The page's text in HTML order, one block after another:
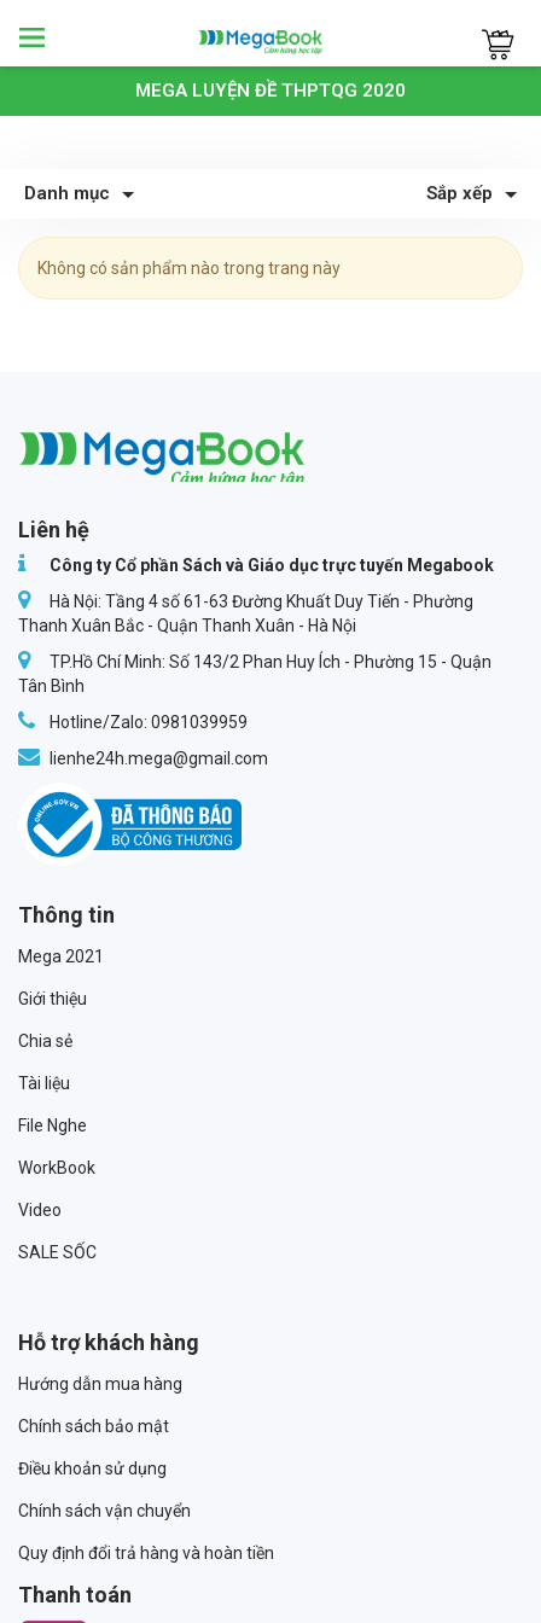
Megabook
MEGA LUYỆN ĐỀ THPTQG 2020
Danh mục Sắp xếp
Không có sản phẩm nào trong trang này
Liên hệ
Công ty Cổ phần Sách và Giáo dục trực tuyến Megabook
Hà Nội: Tầng 4 số 61-63 Đường Khuất Duy Tiến - Phường
Thanh Xuân Bắc - Quận Thanh Xuân - Hà Nội
TP.Hồ Chí Minh: Số 143/2 Phan Huy Ích - Phường 15 - Quận
Tân Bình
Hotline/Zalo: 0981039959
lienhe24h.mega@gmail.com
Thông tin
Mega 2021
Giới thiệu
Chia sẻ
Tài liệu
File Nghe
WorkBook
Video
SALE SỐC
Hỗ trợ khách hàng
Hướng dẫn mua hàng
Chính sách bảo mật
Điều khoản sử dụng
Chính sách vận chuyển
Quy định đổi trả hàng và hoàn tiền
Thanh toán